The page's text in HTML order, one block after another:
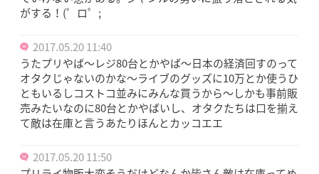
がする！(゜ロ゜;
2017.05.20 11:40
うたプリやば〜レジ80台とかやば〜日本の経済回すのって
オタクじゃないのかな〜ライブのグッズに10万とか使うひ
ともいるしコストコ並みにみんな買うから〜しかも事前販
売みたいなのに80台とかやばいし、オタクたちは口を揃え
て敵は在庫と言うあたりほんとカッコエエ
2017.05.20 11:50